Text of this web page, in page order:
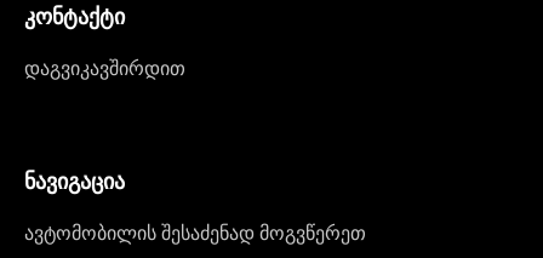
კონტაქტი
დაგვიკავშირდით
ნავიგაცია
ავტომობილის შესაძენად მოგვწერეთ